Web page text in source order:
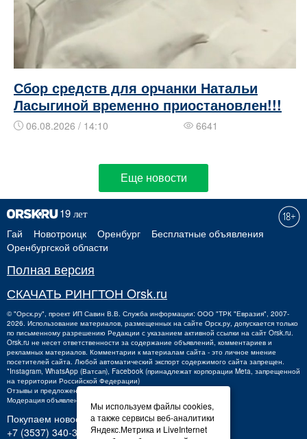
Сбор средств для орчанки Натальи
Ласыгиной временно приостановлен!!!
06.08.2026 / 14:10 6641
Еще новости
Гай Новотроицк Оренбург
Бесплатные объявления
Оренбургской области
Полная версия
СКАЧАТЬ РИНГТОН Orsk.ru
©"Орск.ру" , проект ИП Савин В.В. Служба информации: ООО "ТРК "Евразия", 2007-
2026. Использование материалов, размещенных на сайте Орск.ру, допускается только
по письменному разрешению Редакции с указанием активной ссылки на сайт Orsk.ru.
Orsk.ru не несет ответственности за содержание объявлений, комментариев и
рекламных материалов. Комментарии к материалам сайта - это личное мнение
посетителей сайта. Любой автоматический экспорт содержимого сайта запрещен.
*Instagram, WhatsApp (Ватсап), Facebook (принадлежат корпорации Meta, запрещенной
на территории Российской Федерации)
Отзывы и предложения о работе портала:
Модерация объявлений +7 (3537) 32-71-28
Покупаем новости:
+7 (3537) 340-300,340300@orsk.ru
Мы используем файлы cookies,
а также сервисы веб-аналитики
Яндекс.Метрика и LiveInternet